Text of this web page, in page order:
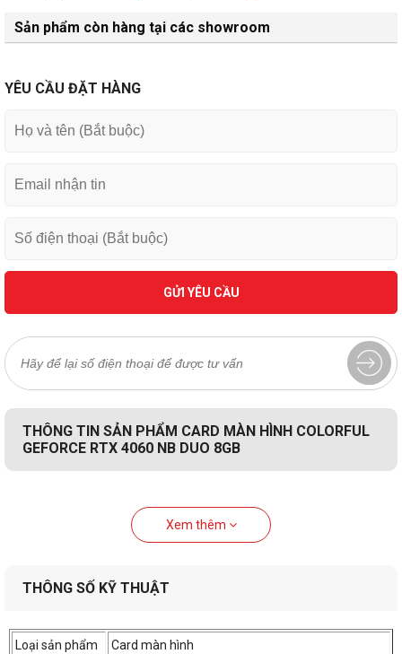
Sản phẩm còn hàng tại các showroom
YÊU CẦU ĐẶT HÀNG
GỬI YÊU CẦU
THÔNG TIN SẢN PHẨM CARD MÀN HÌNH COLORFUL
GEFORCE RTX 4060 NB DUO 8GB
Xem thêm
THÔNG SỐ KỸ THUẬT
Loại sản phẩm Card màn hình